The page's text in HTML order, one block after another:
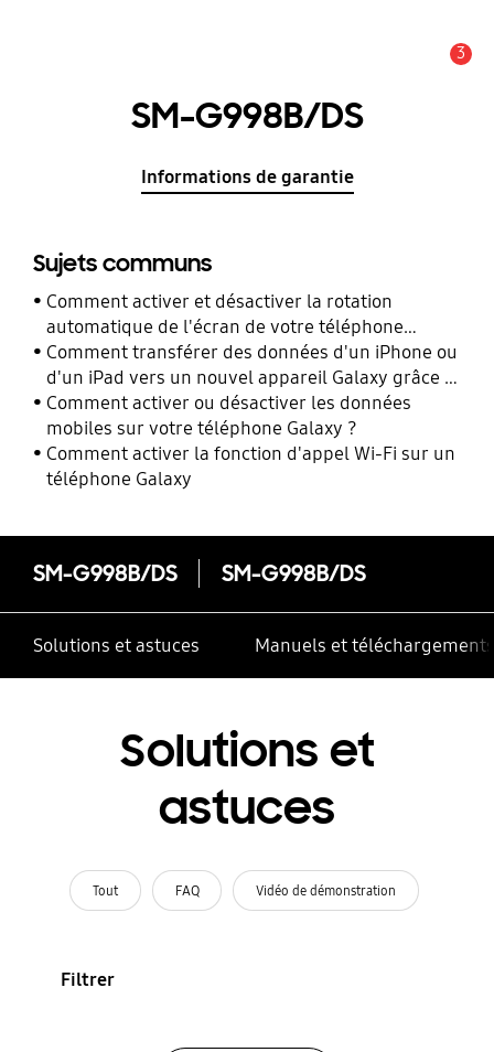
3
SM-G998B/DS
Informations de garantie
Sujets communs
Comment activer et désactiver la rotation
automatique de l'écran de votre téléphone
Galaxy ?
Comment transférer des données d'un iPhone ou
d'un iPad vers un nouvel appareil Galaxy grâce à
Smart Switch ?
Comment activer ou désactiver les données
mobiles sur votre téléphone Galaxy ?
Comment activer la fonction d'appel Wi-Fi sur un
téléphone Galaxy
SM-G998B/DS SM-G998B/DS
Solutions et astuces Manuels et téléchargements
Solutions et
astuces
Tout FAQ Vidéo de démonstration
Filtrer